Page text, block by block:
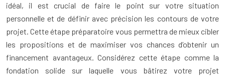
idéal, il est crucial de faire le point sur votre situation
personnelle et de définir avec précision les contours de votre
projet. Cette étape préparatoire vous permettra de mieux cibler
les propositions et de maximiser vos chances d’obtenir un
financement avantageux. Considérez cette étape comme la
fondation solide sur laquelle vous bâtirez votre projet